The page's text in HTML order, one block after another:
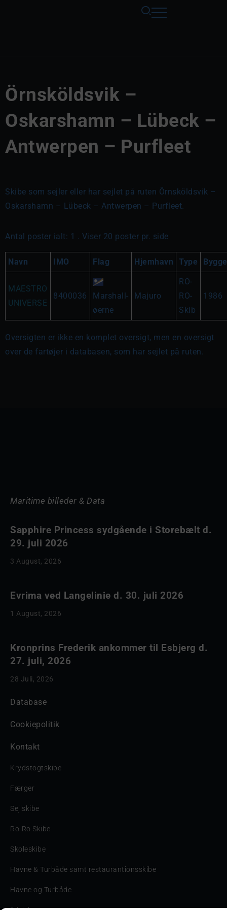
Örnsköldsvik –
Oskarshamn – Lübeck –
Antwerpen – Purfleet
Skibe som sejler eller har sejlet på ruten Örnsköldsvik –
Oskarshamn – Lübeck – Antwerpen – Purfleet.
Antal poster ialt: 1 . Viser 20 poster pr. side
Navn IMO Flag Hjemhavn Type
MAESTRO
UNIVERSE
8400036
Marshall-
øerne
Majuro
RO-
RO-
Skib
1986
Oversigten er ikke en komplet oversigt, men en oversigt
over de fartøjer i databasen, som har sejlet på ruten.
Maritime billeder & Data
Sapphire Princess sydgående i Storebælt d.
29. juli 2026
3 August, 2026
Evrima ved Langelinie d. 30. juli 2026
1 August, 2026
Kronprins Frederik ankommer til Esbjerg d.
27. juli, 2026
28 Juli, 2026
Database
Cookiepolitik
Kontakt
Krydstogtskibe
Færger
Sejlskibe
Ro-Ro Skibe
Skoleskibe
Havne & Turbåde samt restaurantionsskibe
Havne og Turbåde